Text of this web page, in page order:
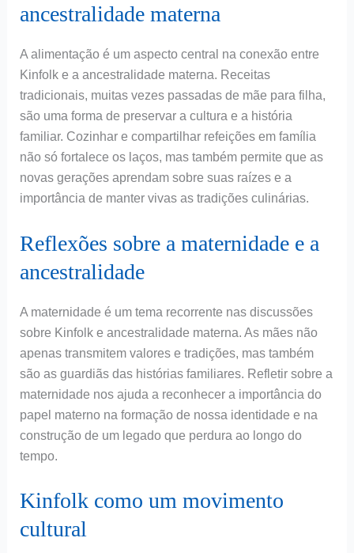
ancestralidade materna
A alimentação é um aspecto central na conexão entre
Kinfolk e a ancestralidade materna. Receitas
tradicionais, muitas vezes passadas de mãe para filha,
são uma forma de preservar a cultura e a história
familiar. Cozinhar e compartilhar refeições em família
não só fortalece os laços, mas também permite que as
novas gerações aprendam sobre suas raízes e a
importância de manter vivas as tradições culinárias.
Reflexões sobre a maternidade e a
ancestralidade
A maternidade é um tema recorrente nas discussões
sobre Kinfolk e ancestralidade materna. As mães não
apenas transmitem valores e tradições, mas também
são as guardiãs das histórias familiares. Refletir sobre a
maternidade nos ajuda a reconhecer a importância do
papel materno na formação de nossa identidade e na
construção de um legado que perdura ao longo do
tempo.
Kinfolk como um movimento
cultural